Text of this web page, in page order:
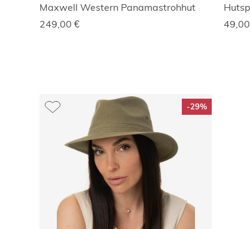
Maxwell Western Panamastrohhut
249,00 €
49,00
-29%